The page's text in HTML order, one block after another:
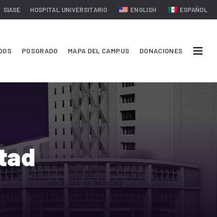
SIASE HOSPITAL UNIVERSITARIO ENGLISH ESPAÑOL
POSGRADO MAPA DEL CAMPUS DONACIONES